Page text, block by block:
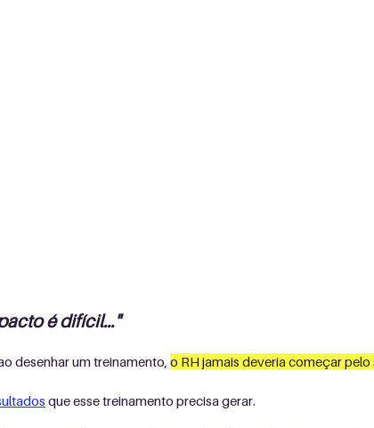
é difícil..."
desenhar um treinamento, o RH jamais deveria começar
que esse treinamento precisa gerar.